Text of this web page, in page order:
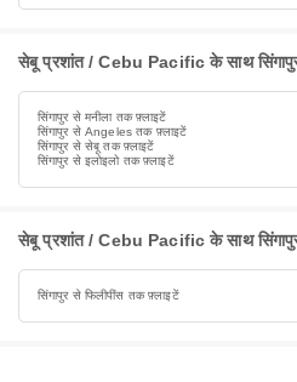
सेबू प्रशांत / Cebu Pacific के साथ सिंगापुर
सिंगापुर से मनीला तक फ़्लाइटें
सिंगापुर से Angeles तक फ़्लाइटें
सिंगापुर से सेबू तक फ़्लाइटें
सिंगापुर से इलोइलो तक फ़्लाइटें
सेबू प्रशांत / Cebu Pacific के साथ सिंगापुर
सिंगापुर से फिलीपींस तक फ़्लाइटें